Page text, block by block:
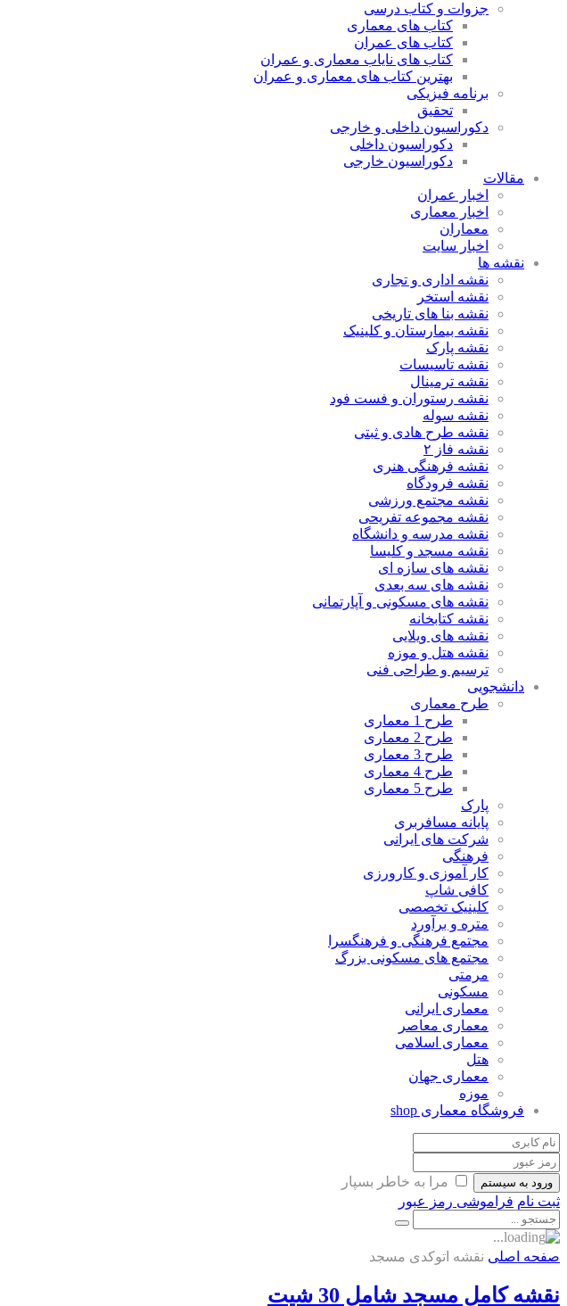
جزوات و کتاب درسی
کتاب های معماری
کتاب های عمران
کتاب های نایاب معماری و عمران
بهترین کتاب های معماری و عمران
برنامه فیزیکی
تحقیق
دکوراسیون داخلی و خارجی
دکوراسیون داخلی
دکوراسیون خارجی
مقالات
اخبار عمران
اخبار معماری
معماران
اخبار سایت
نقشه ها
نقشه اداری و تجاری
نقشه استخر
نقشه بنا های تاریخی
نقشه بیمارستان و کلینیک
نقشه پارک
نقشه تاسیسات
نقشه ترمینال
نقشه رستوران و فست فود
نقشه سوله
نقشه طرح هادی و ثبتی
نقشه فاز ۲
نقشه فرهنگی هنری
نقشه فرودگاه
نقشه مجتمع ورزشی
نقشه مجموعه تفریحی
نقشه مدرسه و دانشگاه
نقشه مسجد و کلیسا
نقشه های سازه ای
نقشه های سه بعدی
نقشه های مسکونی و آپارتمانی
نقشه کتابخانه
نقشه های ویلایی
نقشه هتل و موزه
ترسیم و طراحی فنی
دانشجویی
طرح معماری
طرح 1 معماری
طرح 2 معماری
طرح 3 معماری
طرح 4 معماری
طرح 5 معماری
پارک
پایانه مسافربری
شرکت های ایرانی
فرهنگی
کار آموزی و کارورزی
کافی شاپ
کلینیک تخصصی
متره و برآورد
مجتمع فرهنگی و فرهنگسرا
مجتمع های مسکونی بزرگ
مرمتی
مسکونی
معماری ایرانی
معماری معاصر
معماری اسلامی
هتل
معماری جهان
موزه
فروشگاه معماری shop
ورود به سیستم
مرا به خاطر بسپار
ثبت نام فراموشی رمز عبور
صفحه اصلی نقشه اتوکدی مسجد
نقشه کامل مسجد شامل 30 شیت